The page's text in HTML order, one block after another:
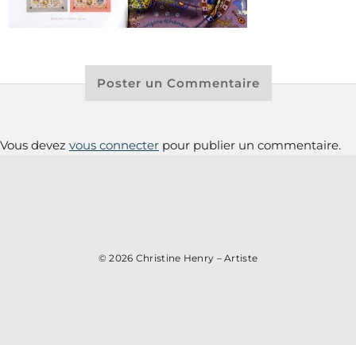
Poster un Commentaire
Vous devez vous connecter pour publier un commentaire.
© 2026 Christine Henry – Artiste